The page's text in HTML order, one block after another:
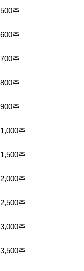
500주
600주
700주
800주
900주
1,000주
1,500주
2,000주
2,500주
3,000주
3,500주